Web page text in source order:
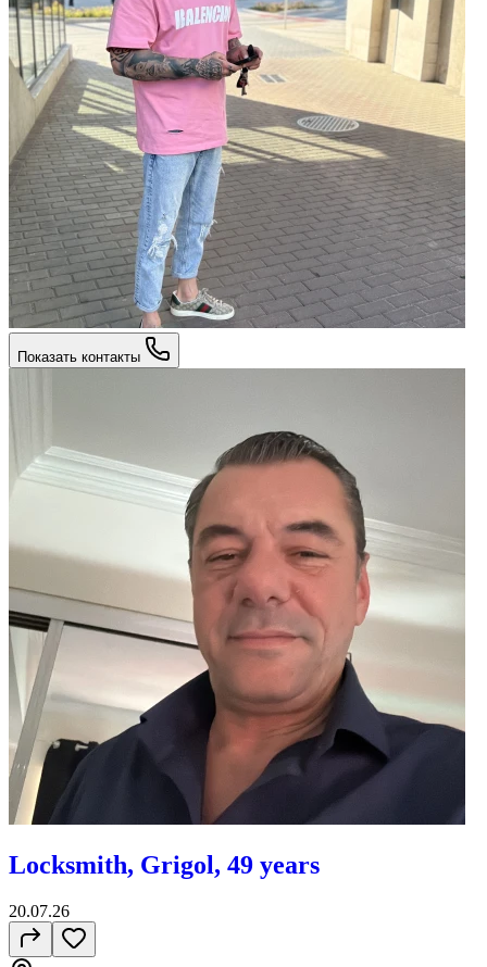
Показать контакты
Locksmith, Grigol, 49 years
20.07.26